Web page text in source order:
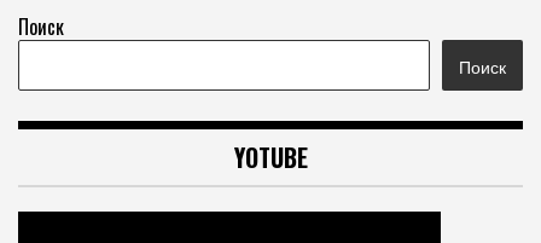
Поиск
Поиск
YOTUBE